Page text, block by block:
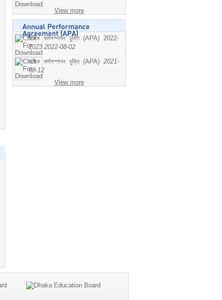
View more
বাষিক কর্মসম্পাদন চুক্তি (APA) 2022-
2023 2022-08-02
বাষিক কর্মসম্পাদন চুক্তি (APA) 2021-
08-12
View more